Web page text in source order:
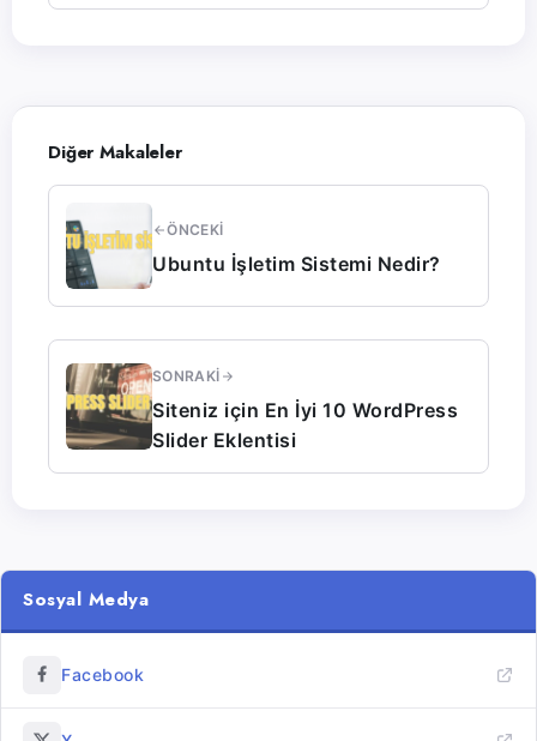
Diğer Makaleler
ÖNCEKI
Ubuntu İşletim Sistemi Nedir?
SONRAKI
Siteniz için En İyi 10 WordPress
Slider Eklentisi
Sosyal Medya
Facebook